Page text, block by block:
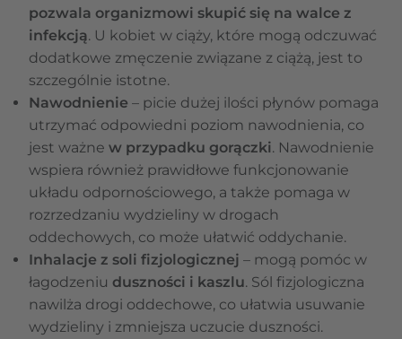
pozwala organizmowi skupić się na walce z
infekcją. U kobiet w ciąży, które mogą odczuwać
dodatkowe zmęczenie związane z ciążą, jest to
szczególnie istotne.
Nawodnienie – picie dużej ilości płynów pomaga
utrzymać odpowiedni poziom nawodnienia, co
jest ważne w przypadku gorączki. Nawodnienie
wspiera również prawidłowe funkcjonowanie
układu odpornościowego, a także pomaga w
rozrzedzaniu wydzieliny w drogach
oddechowych, co może ułatwić oddychanie.
Inhalacje z soli fizjologicznej – mogą pomóc w
łagodzeniu duszności i kaszlu. Sól fizjologiczna
nawilża drogi oddechowe, co ułatwia usuwanie
wydzieliny i zmniejsza uczucie duszności.